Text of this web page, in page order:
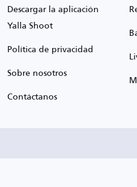
Descargar la aplicación
Yalla Shoot
Política de privacidad
Sobre nosotros
Contáctanos